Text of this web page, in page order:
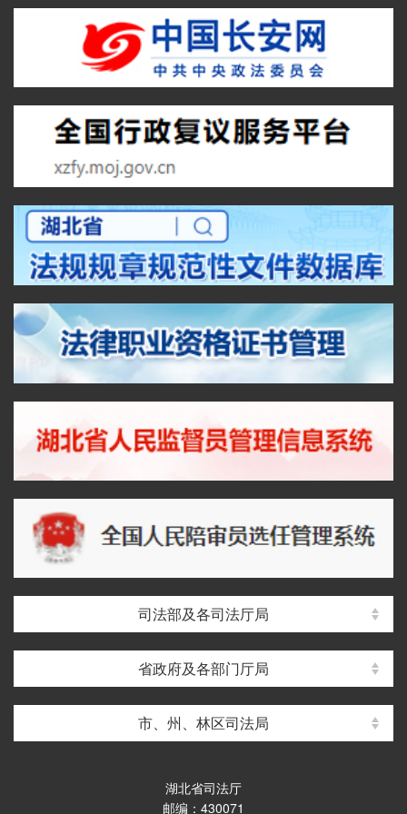
司法部及各司法厅局
省政府及各部门厅局
市、州、林区司法局
湖北省司法厅
邮编：430071